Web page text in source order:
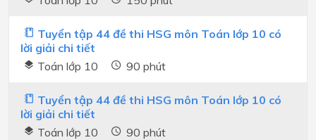
Tuyển tập 44 đề thi HSG môn Toán lớp 10 có
lời giải chi tiết
Toán lớp 10
90 phút
Tuyển tập 44 đề thi HSG môn Toán lớp 10 có
lời giải chi tiết
Toán lớp 10
90 phút